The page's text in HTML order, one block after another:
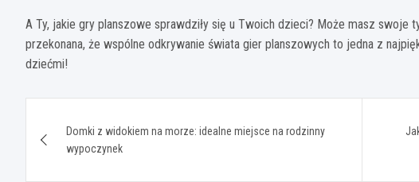
A Ty, jakie gry planszowe sprawdziły się u Twoich dzieci? Może masz swoje
przekonana, że wspólne odkrywanie świata gier planszowych to jedna z
dziećmi!
wpisuDomki z widokiem na morze: idealne miejsce na rodzinny
wypoczynek